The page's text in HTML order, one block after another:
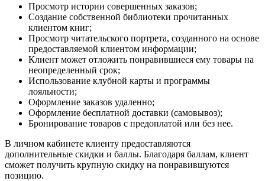
Просмотр истории совершенных заказов;
Создание собственной библиотеки прочитанных
клиентом книг;
Просмотр читательского портрета, созданного на основе
предоставляемой клиентом информации;
Клиент может отложить понравившиеся ему товары на
неопределенный срок;
Использование клубной карты и программы
лояльности;
Оформление заказов удаленно;
Оформление бесплатной доставки (самовывоз);
Бронирование товаров с предоплатой или без нее.
В личном кабинете клиенту предоставляются
дополнительные скидки и баллы. Благодаря баллам, клиент
сможет получить крупную скидку на понравившуются
позицию.